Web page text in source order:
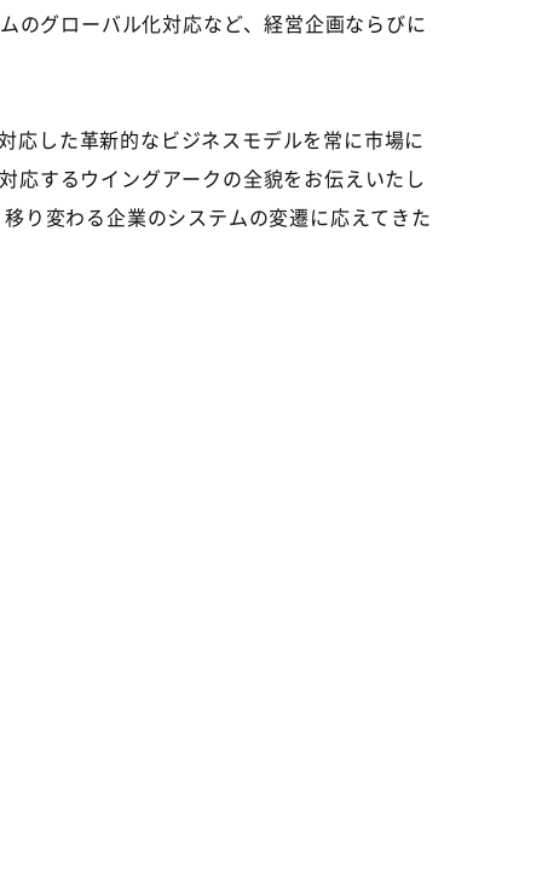
グローバル化対応など、経営企画ならびに
応した革新的なビジネスモデルを常に市場に
応するウイングアークの全貌をお伝えいたし
り変わる企業のシステムの変遷に応えてきた